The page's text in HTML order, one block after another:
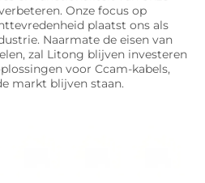
Onze focus op
plaatst ons als
Naarmate de eisen van
zal Litong blijven investeren
voor Ccam-kabels,
markt blijven staan.